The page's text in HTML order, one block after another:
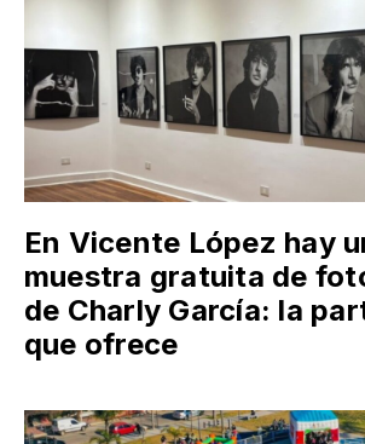
En Vicente López hay
muestra gratuita de
de Charly García: la
que ofrece